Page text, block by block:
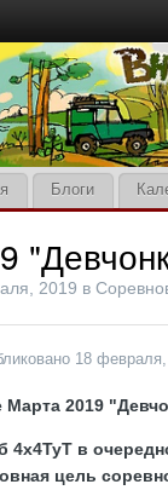
Блоги
2019 в
18
Марта 2019
4х4ТуТ в
цель